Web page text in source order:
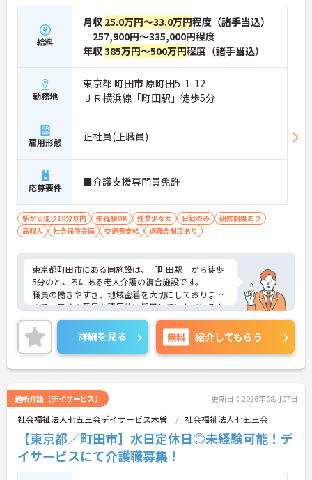
給料
月収 25.0万円～33.0万円程度（諸手当込）
257,900円～335,000円程度
年収385万円～500万円程度（諸手当込）
勤務地
東京都 町田市 原町田5-1-12
ＪＲ横浜線「町田駅」徒歩5分
雇用形態 正社員(正職員)
応募要件 ■介護支援専門員免許
駅から徒歩10分以内 未経験OK 残業少なめ 日勤のみ
研修制度あり
高収入
社会保険完備 交通費支給 退職金制度あり
東京都町田市にある同施設は、「町田駅」から徒歩
5分のところにある老人介護の複合施設です。
職員の働きやすさ、地域密着を大切にしております
ので、自分の意見を積極的に採用していただけるよ
うな施設です。研修も入念な計画に基づき、計画
的・段階的にレベルアップをはかりますので、福祉
業界未経験の方も安心して働くことができます。
ご質問などございましたらお気軽のお問い合わせく
ださい。
詳細を見る 無料 紹介してもらう
通所介護（デイサービス） 更新日：2026年08月07日
社会福祉法人七五三会デイサービス木曽 社会福祉法人七五三会
【東京都／町田市】水日定休日◎未経験可能！デ
イサービスにて介護職募集！